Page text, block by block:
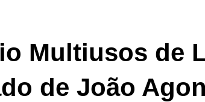
Multiusos de
de João